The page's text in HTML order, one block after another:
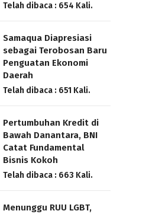
Telah dibaca : 654 Kali.
Samaqua Diapresiasi
sebagai Terobosan Baru
Penguatan Ekonomi
Daerah
Telah dibaca : 651 Kali.
Pertumbuhan Kredit di
Bawah Danantara, BNI
Catat Fundamental
Bisnis Kokoh
Telah dibaca : 663 Kali.
Menunggu RUU LGBT,